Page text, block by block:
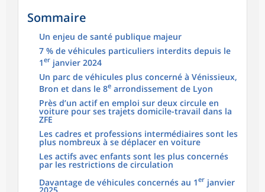
Sommaire
Un enjeu de santé publique majeur
7 % de véhicules particuliers interdits depuis le
1er janvier 2024
Un parc de véhicules plus concerné à Vénissieux,
Bron et dans le 8e arrondissement de Lyon
Près d’un actif en emploi sur deux circule en
voiture pour ses trajets domicile-travail dans la
ZFE
Les cadres et professions intermédiaires sont les
plus nombreux à se déplacer en voiture
Les actifs avec enfants sont les plus concernés
par les restrictions de circulation
Davantage de véhicules concernés au 1er janvier